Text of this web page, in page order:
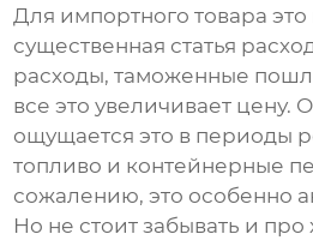
Для импортного товара
существенная статья
расходы, таможенные
все это увеличивает цену.
ощущается это в периоды
топливо и контейнерные
сожалению, это особенно
Но не стоит забывать и